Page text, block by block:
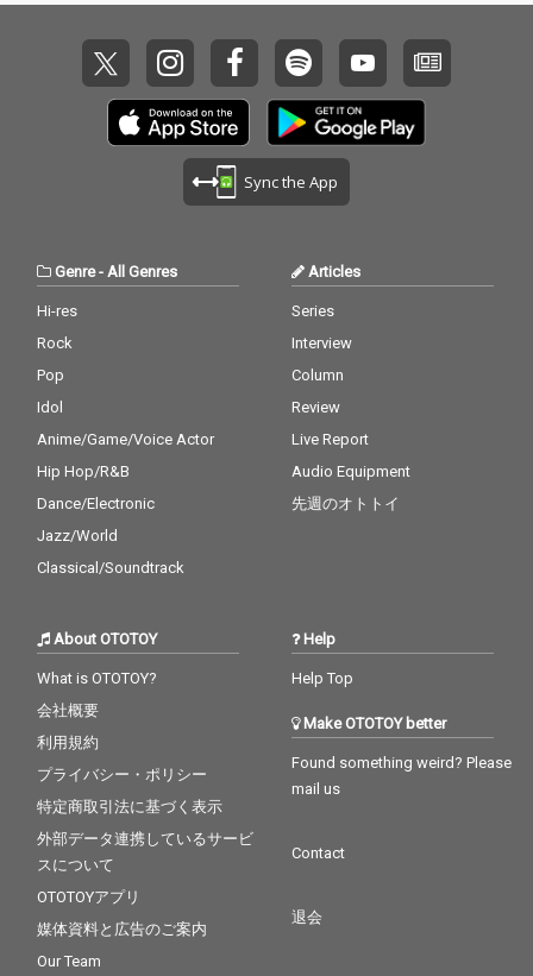
Sync the App
Genre- All Genres
Hi-res
Rock
Pop
Idol
Anime/Game/Voice Actor
Hip Hop/R&B
Dance/Electronic
Jazz/World
Classical/Soundtrack
Articles
Series
Interview
Column
Review
Live Report
Audio Equipment
先週のオトトイ
About OTOTOY
What is OTOTOY?
会社概要
利用規約
プライバシー・ポリシー
特定商取引法に基づく表示
外部データ連携しているサービ
スについて
OTOTOYアプリ
媒体資料と広告のご案内
Our Team
Help
Help Top
Make OTOTOY better
Found something weird? Please
mail us
Contact
退会